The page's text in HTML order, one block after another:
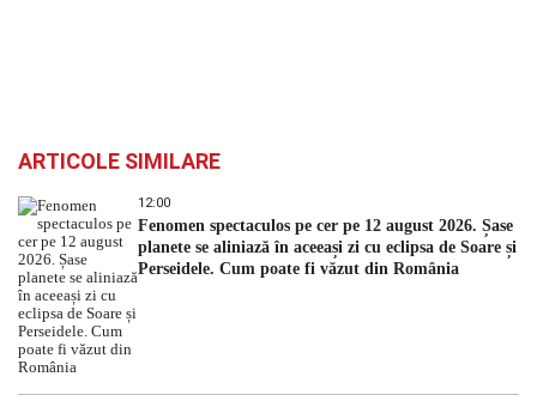
ARTICOLE SIMILARE
12:00
Fenomen spectaculos pe cer pe 12 august 2026. Șase
planete se aliniază în aceeași zi cu eclipsa de Soare și
Perseidele. Cum poate fi văzut din România